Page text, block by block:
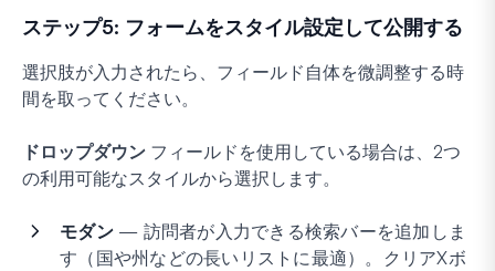
ステップ5: フォームをスタイル設定して公開する
選択肢が入力されたら、フィールド自体を微調整する時
間を取ってください。
ドロップダウン フィールドを使用している場合は、2つ
の利用可能なスタイルから選択します。
モダン— 訪問者が入力できる検索バーを追加しま
す（国や州などの長いリストに最適）。クリアXボ